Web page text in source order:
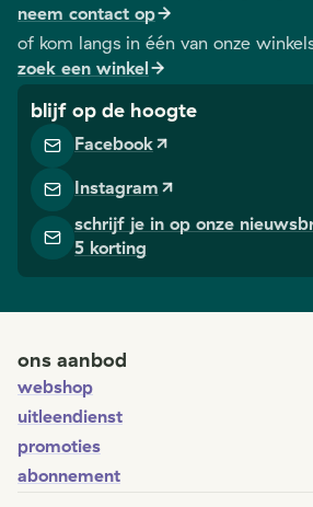
neem contact op
of kom langs in één van onze
zoek een winkel
blijf op de hoogte
Facebook
Instagram
schrijf je in op onze
5 korting
ons aanbod
webshop
uitleendienst
promoties
abonnement